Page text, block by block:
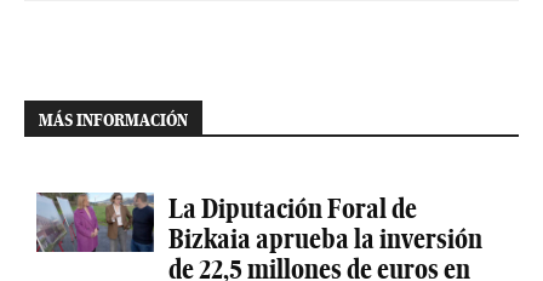
MÁS INFORMACIÓN
La Diputación Foral de
Bizkaia aprueba la inversión
de 22,5 millones de euros en